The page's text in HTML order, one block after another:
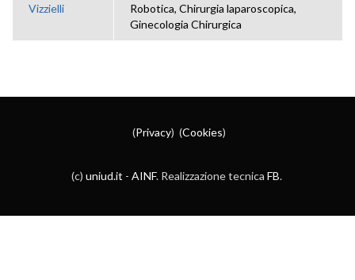
Vizzielli
Robotica, Chirurgia laparoscopica,
Ginecologia Chirurgica
(Privacy) (Cookies)
(c) uniud.it - AINF. Realizzazione tecnica FB.